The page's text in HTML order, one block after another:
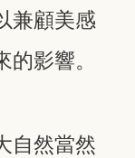
兼顧美感
影響。
自然當然